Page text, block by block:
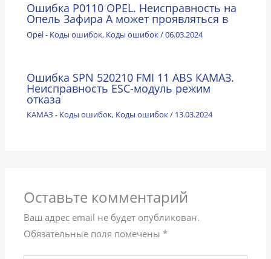
Ошибка P0110 OPEL. Неисправность на
Опель Зафира A может проявляться в
Opel - Коды ошибок, Коды ошибок/06.03.2024
Ошибка SPN 520210 FMI 11 ABS КАМАЗ.
Неисправность ESC-модуль режим
отказа
КАМАЗ - Коды ошибок, Коды ошибок/ 13.03.2024
Оставьте комментарий
Ваш адрес email не будет опубликован.
Обязательные поля помечены*